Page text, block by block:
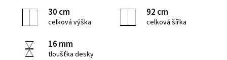
30 cm
celková výška
92 cm
celková šířka
16 mm
tloušťka desky